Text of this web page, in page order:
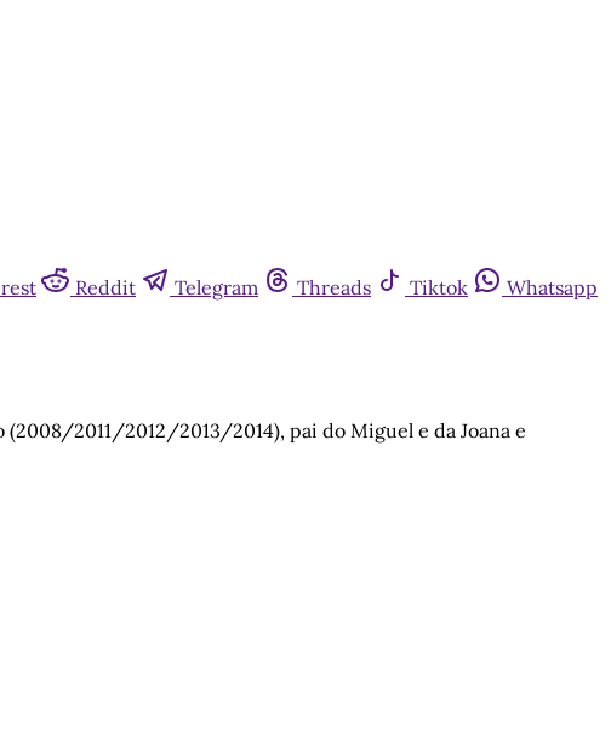
Reddit Telegram Threads Tiktok
Whatsapp
2011/2012/2013/2014), pai do Miguel e da Joana e